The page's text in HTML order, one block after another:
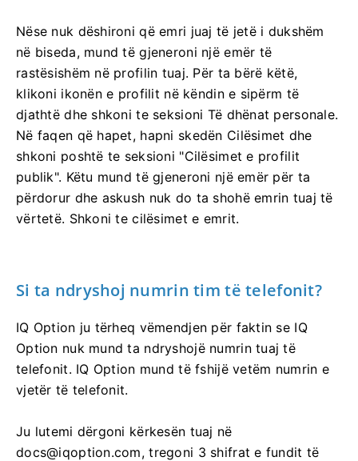
Nëse nuk dëshironi që emri juaj të jetë i dukshëm
në biseda, mund të gjeneroni një emër të
rastësishëm në profilin tuaj. Për ta bërë këtë,
klikoni ikonën e profilit në këndin e sipërm të
djathtë dhe shkoni te seksioni Të dhënat personale.
Në faqen që hapet, hapni skedën Cilësimet dhe
shkoni poshtë te seksioni "Cilësimet e profilit
publik". Këtu mund të gjeneroni një emër për ta
përdorur dhe askush nuk do ta shohë emrin tuaj të
vërtetë. Shkoni te cilësimet e emrit.
Si ta ndryshoj numrin tim të telefonit?
IQ Option ju tërheq vëmendjen për faktin se IQ
Option nuk mund ta ndryshojë numrin tuaj të
telefonit. IQ Option mund të fshijë vetëm numrin e
vjetër të telefonit.
Ju lutemi dërgoni kërkesën tuaj në
docs@iqoption.com, tregoni 3 shifrat e fundit të